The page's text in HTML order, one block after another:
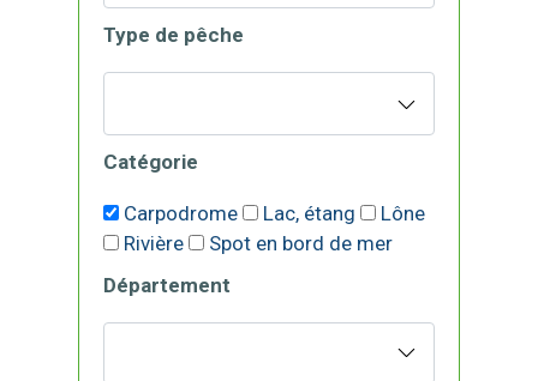
Type de pêche
Catégorie
Carpodrome Lac, étang
Lône
Rivière
Spot en bord de mer
Département